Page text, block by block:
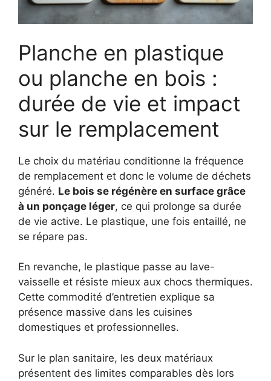
Planche en plastique
ou planche en bois :
durée de vie et impact
sur le remplacement
Le choix du matériau conditionne la fréquence
de remplacement et donc le volume de déchets
généré. Le bois se régénère en surface grâce
à un ponçage léger, ce qui prolonge sa durée
de vie active. Le plastique, une fois entaillé, ne
se répare pas.
En revanche, le plastique passe au lave-
vaisselle et résiste mieux aux chocs thermiques.
Cette commodité d’entretien explique sa
présence massive dans les cuisines
domestiques et professionnelles.
Sur le plan sanitaire, les deux matériaux
présentent des limites comparables dès lors